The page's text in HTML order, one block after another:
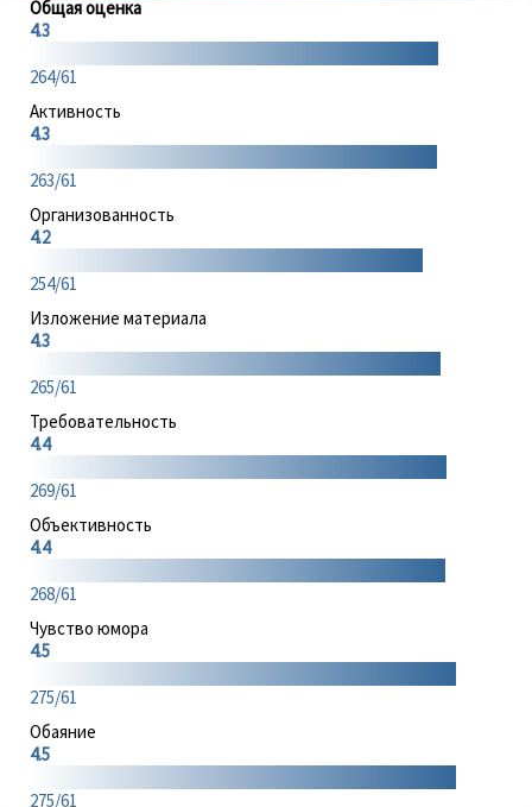
Общая оценка
4.3
264/61
Активность
4.3
263/61
Организованность
4.2
254/61
Изложение материала
4.3
265/61
Требовательность
4.4
269/61
Объективность
4.4
268/61
Чувство юмора
4.5
275/61
Обаяние
4.5
275/61